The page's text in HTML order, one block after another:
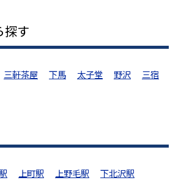
探す
三軒茶屋 下馬 太子堂 野沢
三宿
上町駅 上野毛駅
下北沢駅